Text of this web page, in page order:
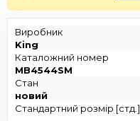
Виробник
King
Каталожний номер
MB4544SM
Стан
новий
Стандартний розмір [стд.]